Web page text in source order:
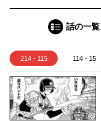
話の一覧
214 - 115 114 - 15